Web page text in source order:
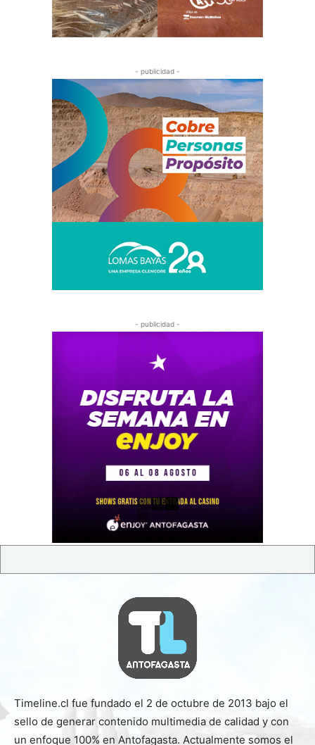
- publicidad -
- publicidad -
Timeline.cl fue fundado el 2 de octubre de 2013 bajo el
sello de generar contenido multimedia de calidad y con
un enfoque 100% en Antofagasta. Actualmente somos el